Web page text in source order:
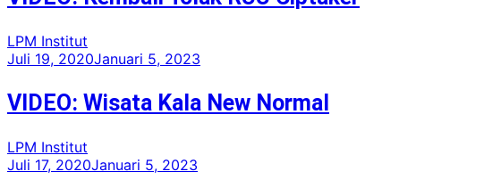
LPM Institut
Juli 19, 2020Januari 5, 2023
VIDEO: Wisata Kala New Normal
LPM Institut
Juli 17, 2020Januari 5, 2023